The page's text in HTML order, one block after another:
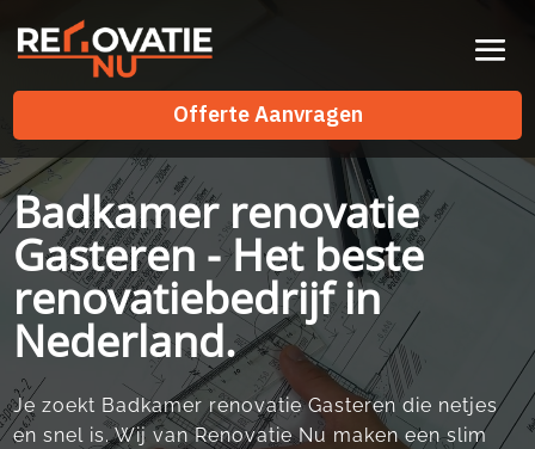
Offerte Aanvragen
Offerte Aanvragen
Badkamer renovatie
Gasteren - Het beste
renovatiebedrijf in
Nederland.
Je zoekt Badkamer renovatie Gasteren die netjes
en snel is. Wij van Renovatie Nu maken een slim